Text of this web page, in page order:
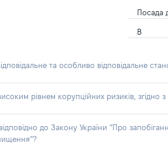
Посада
В
та особливо відповідальне
рівнем корупційних ризиків, згідно
до Закону України “Про